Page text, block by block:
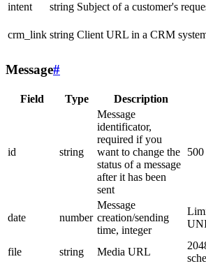
intent
string Subject of a customer's
crm_link string Client URL in a CRM
Message#
Field Type Description
id string
Message
identificator,
required if you
want to change the
status of a message
after it has been
sent
500
date number
Message
creation/sending
time, integer
file string Media URL